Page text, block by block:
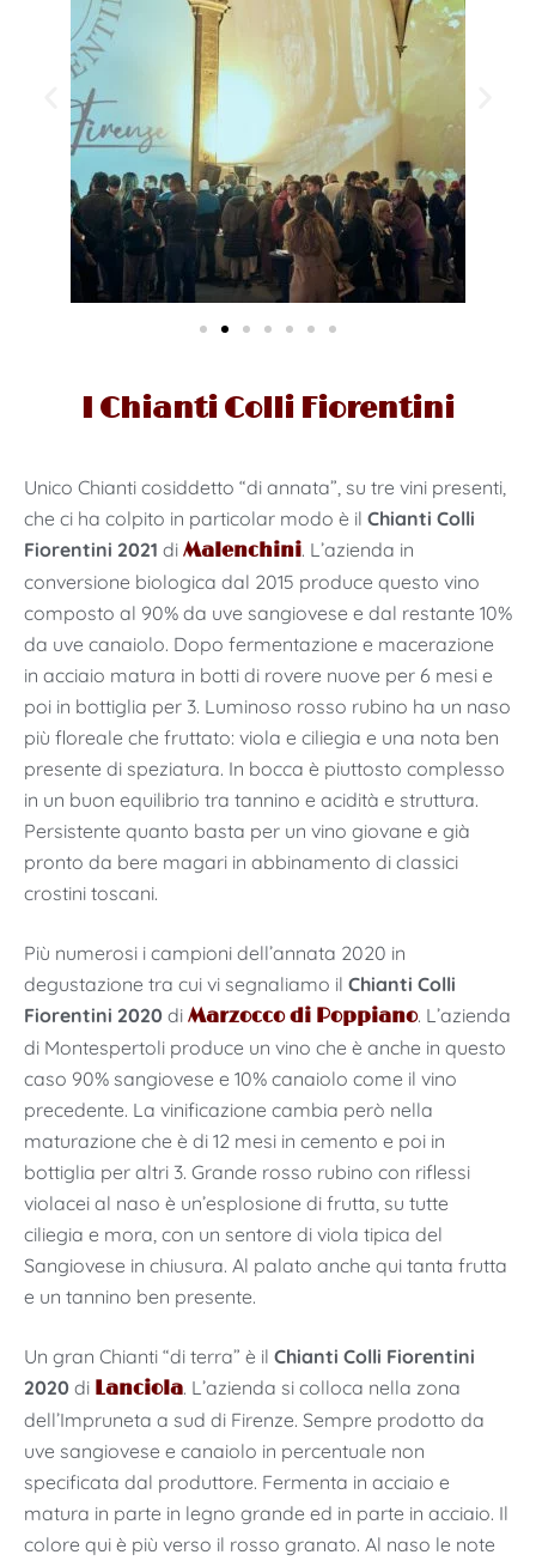
I Chianti Colli Fiorentini
Unico Chianti cosiddetto “di annata”, su tre vini presenti,
che ci ha colpito in particolar modo è il Chianti Colli
Fiorentini 2021 di Malenchini. L’azienda in
conversione biologica dal 2015 produce questo vino
composto al 90% da uve sangiovese e dal restante 10%
da uve canaiolo. Dopo fermentazione e macerazione
in acciaio matura in botti di rovere nuove per 6 mesi e
poi in bottiglia per 3. Luminoso rosso rubino ha un naso
più floreale che fruttato: viola e ciliegia e una nota ben
presente di speziatura. In bocca è piuttosto complesso
in un buon equilibrio tra tannino e acidità e struttura.
Persistente quanto basta per un vino giovane e già
pronto da bere magari in abbinamento di classici
crostini toscani.
Più numerosi i campioni dell’annata 2020 in
degustazione tra cui vi segnaliamo il Chianti Colli
Fiorentini 2020 di Marzocco di Poppiano. L’azienda
di Montespertoli produce un vino che è anche in questo
caso 90% sangiovese e 10% canaiolo come il vino
precedente. La vinificazione cambia però nella
maturazione che è di 12 mesi in cemento e poi in
bottiglia per altri 3. Grande rosso rubino con riflessi
violacei al naso è un’esplosione di frutta, su tutte
ciliegia e mora, con un sentore di viola tipica del
Sangiovese in chiusura. Al palato anche qui tanta frutta
e un tannino ben presente.
Un gran Chianti “di terra” è il Chianti Colli Fiorentini
2020 di Lanciola. L’azienda si colloca nella zona
dell’Impruneta a sud di Firenze. Sempre prodotto da
uve sangiovese e canaiolo in percentuale non
specificata dal produttore. Fermenta in acciaio e
matura in parte in legno grande ed in parte in acciaio. Il
colore qui è più verso il rosso granato. Al naso le note